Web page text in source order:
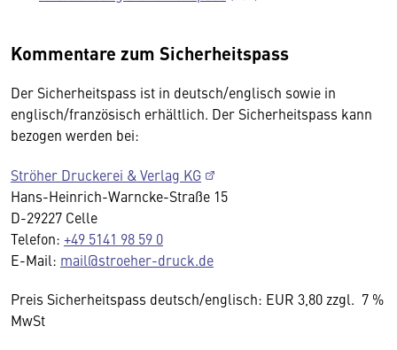
Kommentare zum Sicherheitspass
Der Sicherheitspass ist in deutsch/englisch sowie in
englisch/französisch erhältlich. Der Sicherheitspass kann
bezogen werden bei:
Ströher Druckerei & Verlag KG
Hans-Heinrich-Warncke-Straße 15
D-29227 Celle
Telefon: +49 5141 98 59 0
E-Mail: mail@stroeher-druck.de
Preis Sicherheitspass deutsch/englisch: EUR 3,80 zzgl. 7 %
MwSt